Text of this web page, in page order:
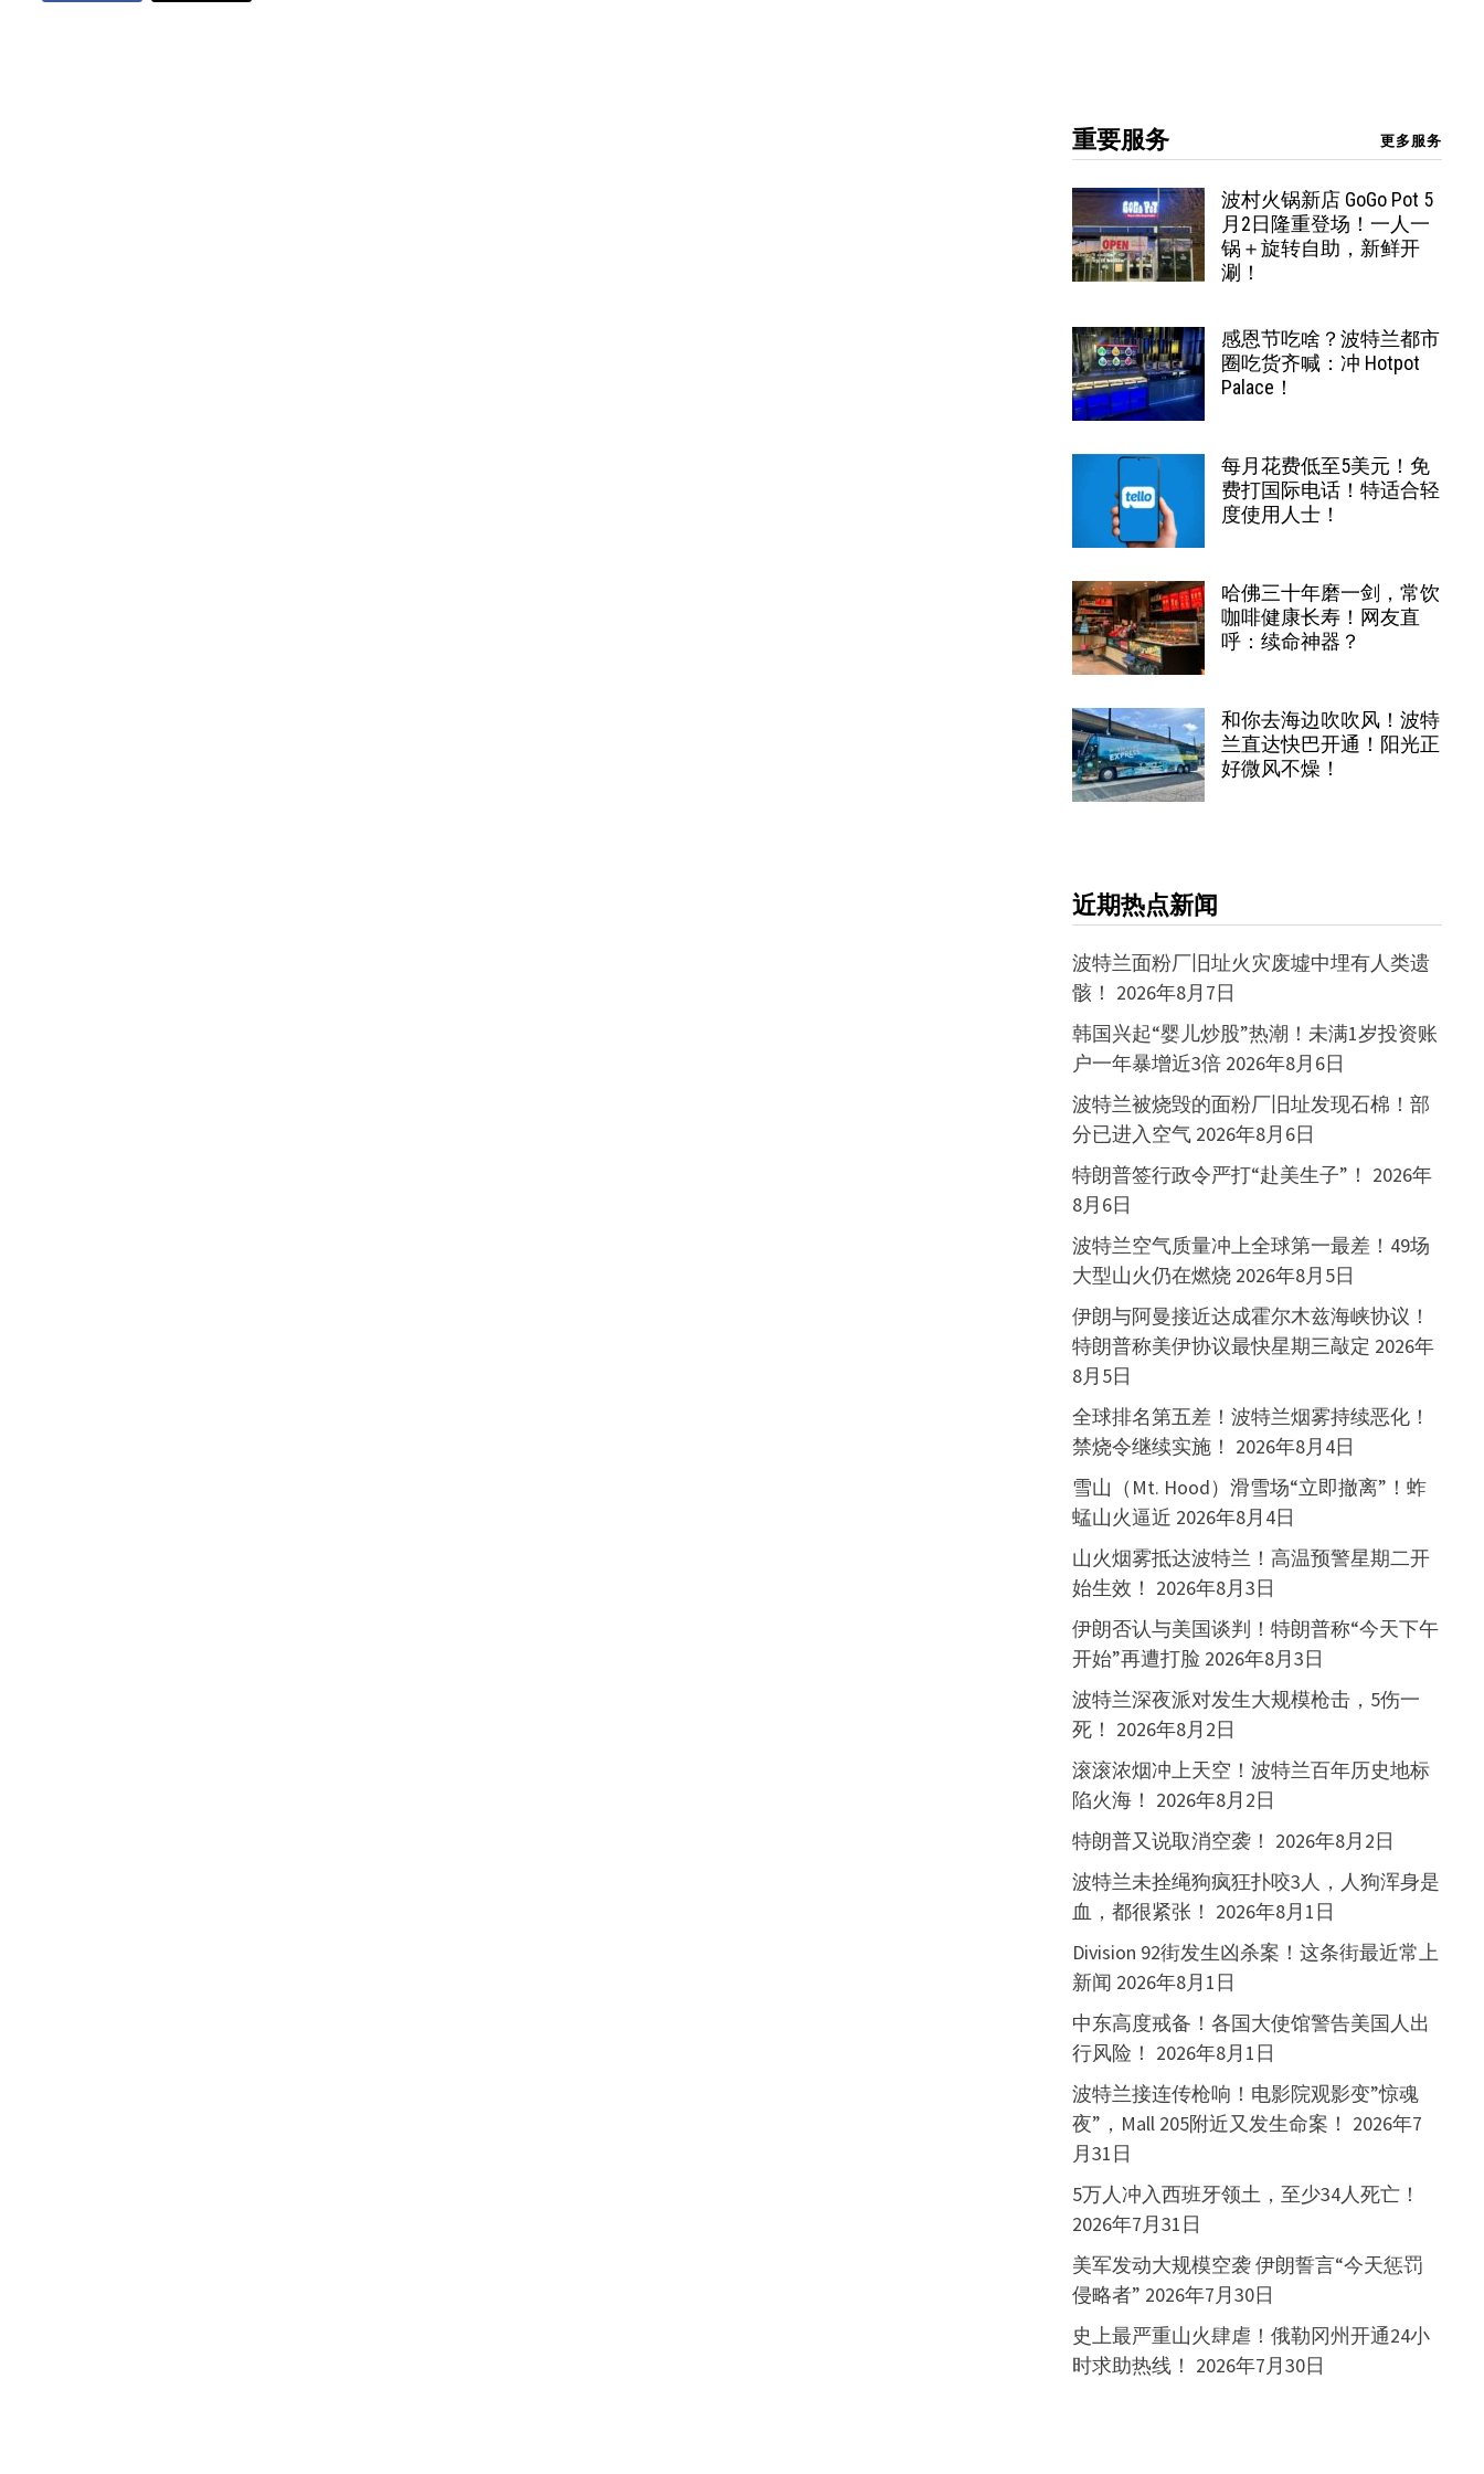
重要服务 更多服务
波村火锅新店 GoGo Pot 5
月2日隆重登场！一人一
锅＋旋转自助，新鲜开
涮！
感恩节吃啥？波特兰都市
圈吃货齐喊：冲 Hotpot
Palace！
每月花费低至5美元！免
费打国际电话！特适合轻
度使用人士！
哈佛三十年磨一剑，常饮
咖啡健康长寿！网友直
呼：续命神器？
和你去海边吹吹风！波特
兰直达快巴开通！阳光正
好微风不燥！
近期热点新闻
波特兰面粉厂旧址火灾废墟中埋有人类遗
骸！ 2026年8月7日
韩国兴起“婴儿炒股”热潮！未满1岁投资账
户一年暴增近3倍 2026年8月6日
波特兰被烧毁的面粉厂旧址发现石棉！部
分已进入空气 2026年8月6日
特朗普签行政令严打“赴美生子”！ 2026年
8月6日
波特兰空气质量冲上全球第一最差！49场
大型山火仍在燃烧 2026年8月5日
伊朗与阿曼接近达成霍尔木兹海峡协议！
特朗普称美伊协议最快星期三敲定 2026年
8月5日
全球排名第五差！波特兰烟雾持续恶化！
禁烧令继续实施！ 2026年8月4日
雪山（Mt. Hood）滑雪场“立即撤离”！蚱
蜢山火逼近 2026年8月4日
山火烟雾抵达波特兰！高温预警星期二开
始生效！ 2026年8月3日
伊朗否认与美国谈判！特朗普称“今天下午
开始”再遭打脸 2026年8月3日
波特兰深夜派对发生大规模枪击，5伤一
死！ 2026年8月2日
滚滚浓烟冲上天空！波特兰百年历史地标
陷火海！ 2026年8月2日
特朗普又说取消空袭！ 2026年8月2日
波特兰未拴绳狗疯狂扑咬3人，人狗浑身是
血，都很紧张！ 2026年8月1日
Division 92街发生凶杀案！这条街最近常上
新闻 2026年8月1日
中东高度戒备！各国大使馆警告美国人出
行风险！ 2026年8月1日
波特兰接连传枪响！电影院观影变”惊魂
夜”，Mall 205附近又发生命案！ 2026年7
月31日
5万人冲入西班牙领土，至少34人死亡！
2026年7月31日
美军发动大规模空袭 伊朗誓言“今天惩罚
侵略者” 2026年7月30日
史上最严重山火肆虐！俄勒冈州开通24小
时求助热线！ 2026年7月30日